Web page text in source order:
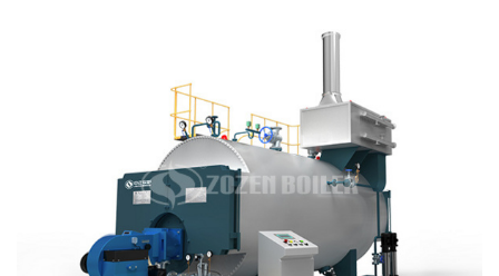
мощность продукта: 1,4 -14 МВт Температур...